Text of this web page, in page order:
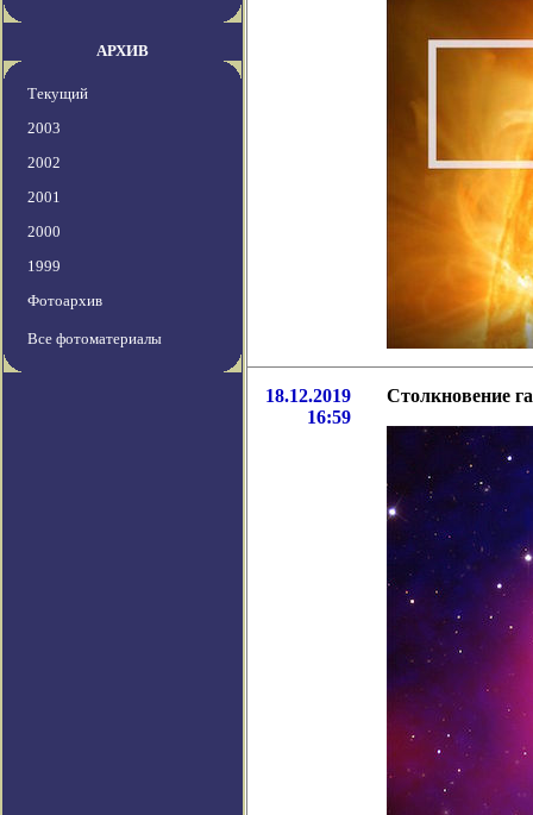
АРХИВ
Текущий
2003
2002
2001
2000
1999
Фотоархив
Все фотоматериалы
18.12.2019
16:59
Столкновение